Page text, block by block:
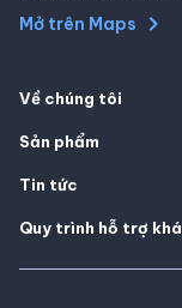
Mở trên Maps
Về chúng tôi
Sản phẩm
Tin tức
Quy trình hỗ trợ